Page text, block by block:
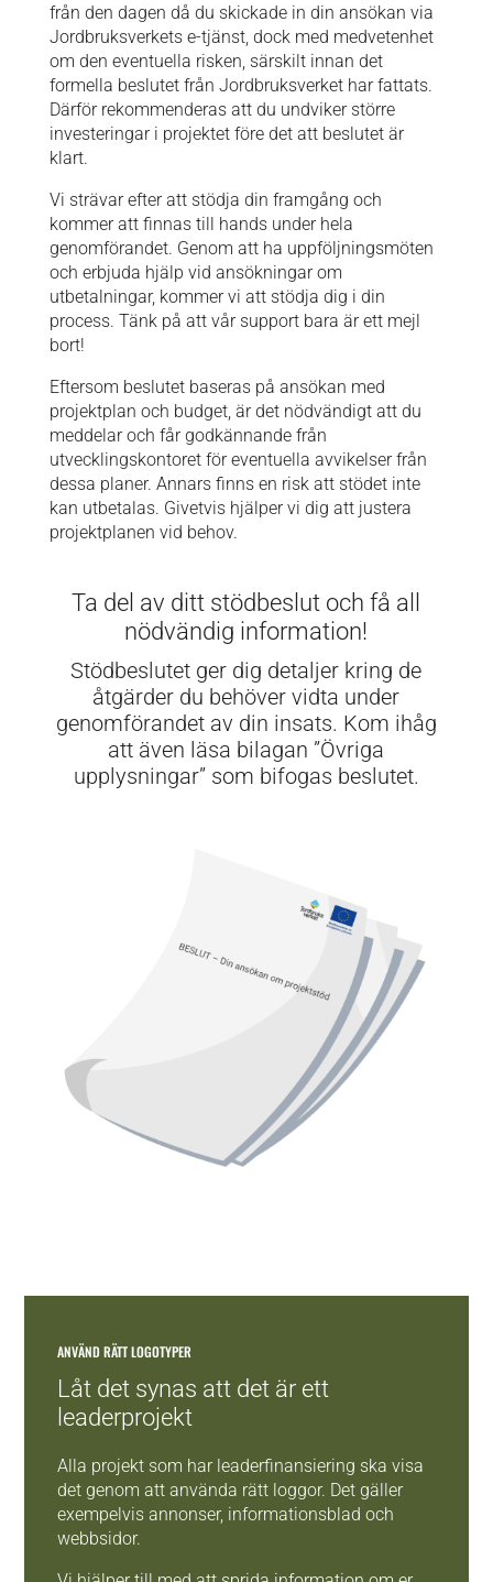
från den dagen då du skickade in din ansökan via
Jordbruksverkets e-tjänst, dock med medvetenhet
om den eventuella risken, särskilt innan det
formella beslutet från Jordbruksverket har fattats.
Därför rekommenderas att du undviker större
investeringar i projektet före det att beslutet är
klart.
Vi strävar efter att stödja din framgång och
kommer att finnas till hands under hela
genomförandet. Genom att ha uppföljningsmöten
och erbjuda hjälp vid ansökningar om
utbetalningar, kommer vi att stödja dig i din
process. Tänk på att vår support bara är ett mejl
bort!
Eftersom beslutet baseras på ansökan med
projektplan och budget, är det nödvändigt att du
meddelar och får godkännande från
utvecklingskontoret för eventuella avvikelser från
dessa planer. Annars finns en risk att stödet inte
kan utbetalas. Givetvis hjälper vi dig att justera
projektplanen vid behov.
Ta del av ditt stödbeslut och få all
nödvändig information!
Stödbeslutet ger dig detaljer kring de
åtgärder du behöver vidta under
genomförandet av din insats. Kom ihåg
att även läsa bilagan ”Övriga
upplysningar” som bifogas beslutet.
ANVÄND RÄTT LOGOTYPER
Låt det synas att det är ett
leaderprojekt
Alla projekt som har leaderfinansiering ska visa
det genom att använda rätt loggor. Det gäller
exempelvis annonser, informationsblad och
webbsidor.